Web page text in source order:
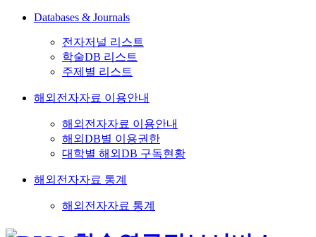
Databases & Journals
전자저널 리스트
학술DB 리스트
주제별 리스트
해외전자자료 이용안내
해외전자자료 이용안내
해외DB별 이용권한
대학별 해외DB 구독현황
해외전자자료 통계
해외전자자료 통계